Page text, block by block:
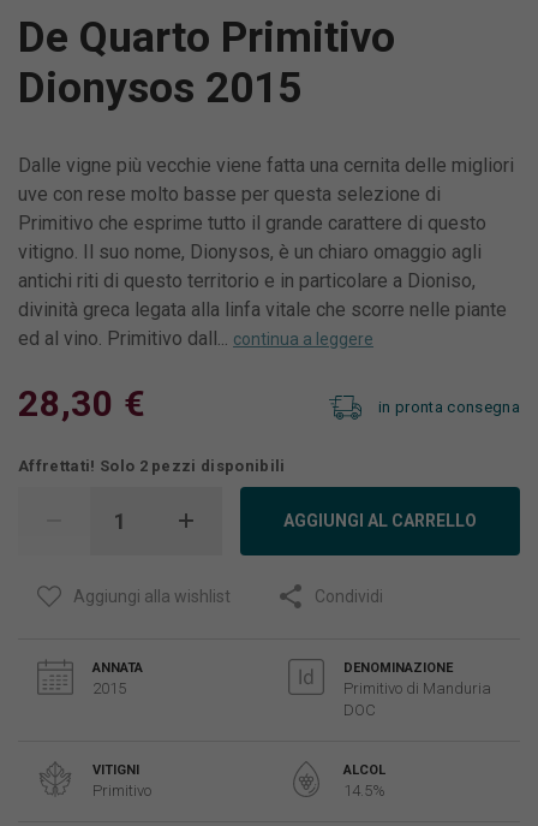
De Quarto Primitivo
Dionysos 2015
Dalle vigne più vecchie viene fatta una cernita delle migliori
uve con rese molto basse per questa selezione di
Primitivo che esprime tutto il grande carattere di questo
vitigno. Il suo nome, Dionysos, è un chiaro omaggio agli
antichi riti di questo territorio e in particolare a Dioniso,
divinità greca legata alla linfa vitale che scorre nelle piante
ed al vino. Primitivo dall...
continua a leggere
28,30 € in pronta consegna
Affrettati! Solo 2 pezzi disponibili
AGGIUNGI AL CARRELLO
Aggiungi alla wishlist Condividi
ANNATA
2015
DENOMINAZIONE
Primitivo di Manduria
DOC
VITIGNI
Primitivo
ALCOL
14.5%